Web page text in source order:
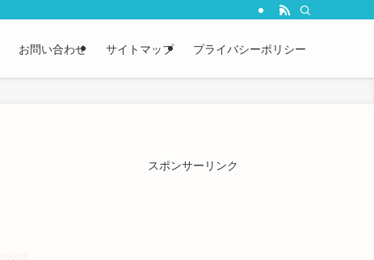
お問い合わせ サイトマップ プライバシーポリシー
スポンサーリンク